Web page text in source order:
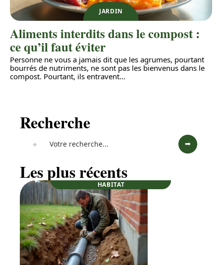
JARDIN
Aliments interdits dans le compost :
ce qu’il faut éviter
Personne ne vous a jamais dit que les agrumes, pourtant
bourrés de nutriments, ne sont pas les bienvenus dans le
compost. Pourtant, ils entravent…
Recherche
Les plus récents
HABITAT